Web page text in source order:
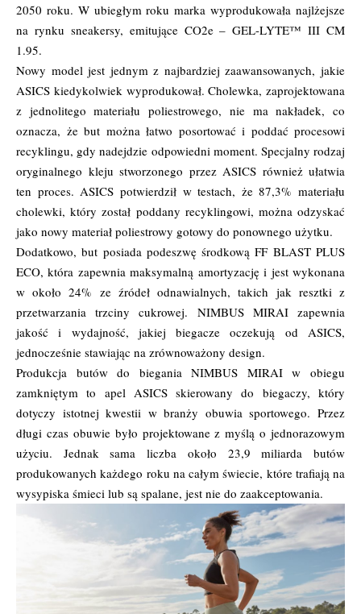
2050 roku. W ubiegłym roku marka wyprodukowała najlżejsze
na rynku sneakersy, emitujące CO2e – GEL-LYTE™ III CM
1.95.
Nowy model jest jednym z najbardziej zaawansowanych, jakie
ASICS kiedykolwiek wyprodukował. Cholewka, zaprojektowana
z jednolitego materiału poliestrowego, nie ma nakładek, co
oznacza, że but można łatwo posortować i poddać procesowi
recyklingu, gdy nadejdzie odpowiedni moment. Specjalny rodzaj
oryginalnego kleju stworzonego przez ASICS również ułatwia
ten proces. ASICS potwierdził w testach, że 87,3% materiału
cholewki, który został poddany recyklingowi, można odzyskać
jako nowy materiał poliestrowy gotowy do ponownego użytku.
Dodatkowo, but posiada podeszwę środkową FF BLAST PLUS
ECO, która zapewnia maksymalną amortyzację i jest wykonana
w około 24% ze źródeł odnawialnych, takich jak resztki z
przetwarzania trzciny cukrowej. NIMBUS MIRAI zapewnia
jakość i wydajność, jakiej biegacze oczekują od ASICS,
jednocześnie stawiając na zrównoważony design.
Produkcja butów do biegania NIMBUS MIRAI w obiegu
zamkniętym to apel ASICS skierowany do biegaczy, który
dotyczy istotnej kwestii w branży obuwia sportowego. Przez
długi czas obuwie było projektowane z myślą o jednorazowym
użyciu. Jednak sama liczba około 23,9 miliarda butów
produkowanych każdego roku na całym świecie, które trafiają na
wysypiska śmieci lub są spalane, jest nie do zaakceptowania.